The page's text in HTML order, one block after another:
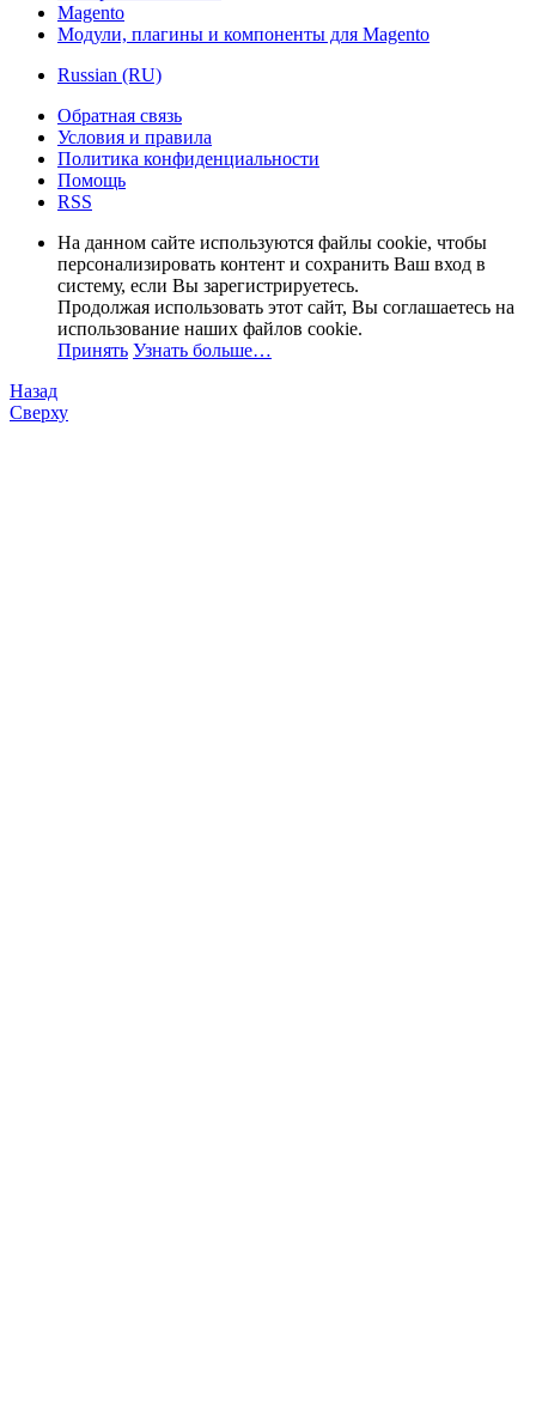
Magento
Модули, плагины и компоненты для Magento
Russian (RU)
Обратная связь
Условия и правила
Политика конфиденциальности
Помощь
RSS
На данном сайте используются файлы cookie, чтобы
персонализировать контент и сохранить Ваш вход в
систему, если Вы зарегистрируетесь.
Продолжая использовать этот сайт, Вы соглашаетесь на
использование наших файлов cookie.
Принять Узнать больше…
Назад
Сверху